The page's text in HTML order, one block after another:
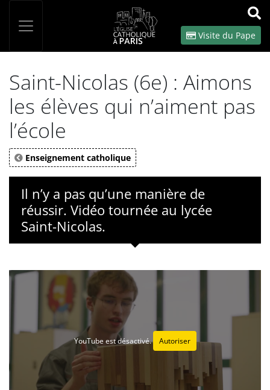
OK
Visite du Pape
Saint-Nicolas (6e) : Aimons
les élèves qui n’aiment pas
l’école
Enseignement catholique
Il n’y a pas qu’une manière de
réussir. Vidéo tournée au lycée
Saint-Nicolas.
YouTube est désactivé. Autoriser
Panneau de gestion des cookies